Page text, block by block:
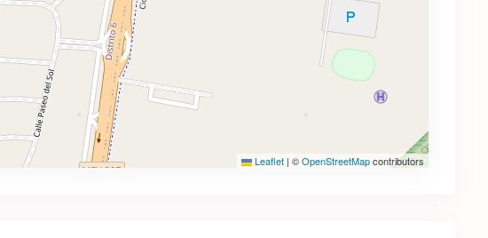
Leaflet | ©OpenStreetMapcontributors